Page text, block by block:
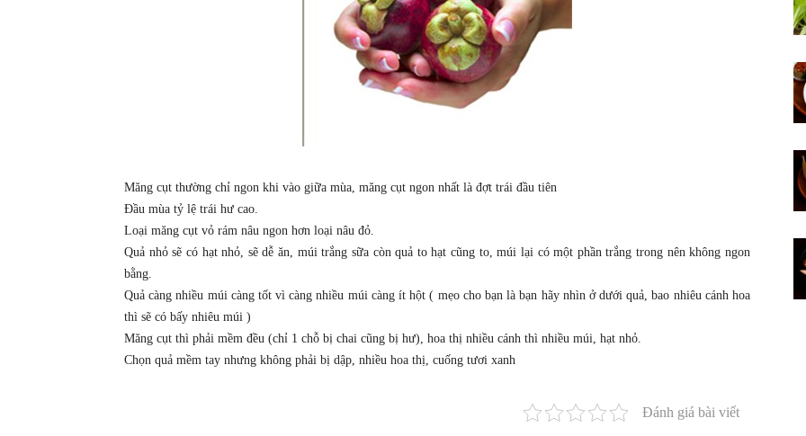
Măng cụt thường chỉ ngon khi vào giữa mùa, măng cụt ngon nhất là đợt trái đầu tiên
Đầu mùa tỷ lệ trái hư cao.
Loại măng cụt vỏ rám nâu ngon hơn loại nâu đỏ.
Quả nhỏ sẽ có hạt nhỏ, sẽ dễ ăn, múi trắng sữa còn quả to hạt cũng to, múi lại có một phần trắng trong nên không ngon
bằng.
Quả càng nhiều múi càng tốt vì càng nhiều múi càng ít hột ( mẹo cho bạn là bạn hãy nhìn ở dưới quả, bao nhiêu cánh hoa
thì sẽ có bấy nhiêu múi )
Măng cụt thì phải mềm đều (chỉ 1 chỗ bị chai cũng bị hư), hoa thị nhiều cánh thì nhiều múi, hạt nhỏ.
Chọn quả mềm tay nhưng không phải bị dập, nhiều hoa thị, cuống tươi xanh
Đánh giá bài viết